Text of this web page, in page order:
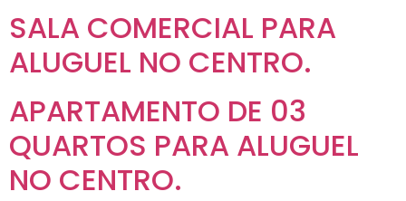
SALA COMERCIAL PARA
ALUGUEL NO CENTRO.
APARTAMENTO DE 03
QUARTOS PARA ALUGUEL
NO CENTRO.